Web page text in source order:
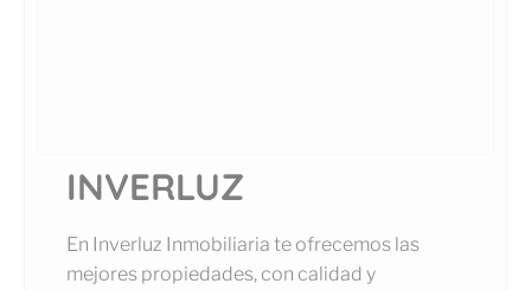
INVERLUZ
En Inverluz Inmobiliaria te ofrecemos las
mejores propiedades, con calidad y